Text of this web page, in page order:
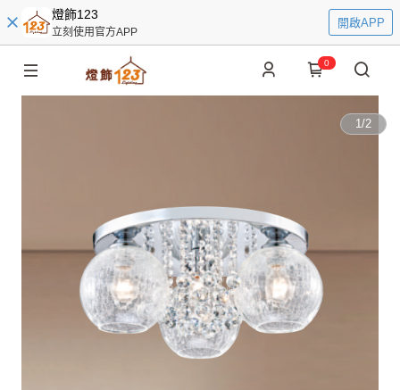
燈飾123
立刻使用官方APP
開啟APP
0
1/2